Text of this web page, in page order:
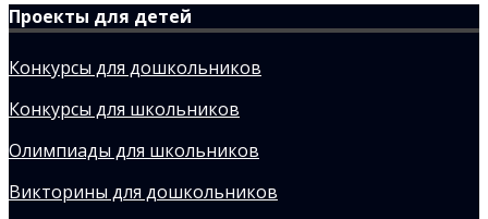
Проекты для детей
Конкурсы для дошкольников
Конкурсы для школьников
Олимпиады для школьников
Викторины для дошкольников